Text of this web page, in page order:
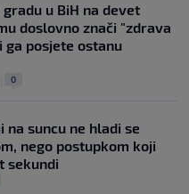
gradu u BiH na devet
doslovno znači "zdrava
ga posjete ostanu
0
na suncu ne hladi se
nego postupkom koji
sekundi